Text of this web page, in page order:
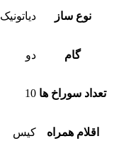
نوع ساز دیاتونیک
گام دو
تعداد سوراخ ها 10
اقلام همراه کیس